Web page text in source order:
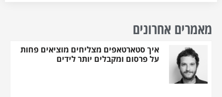
מאמרים אחרונים
איך סטארטאפים מצליחים מוציאים פחות
על פרסום ומקבלים יותר לידים